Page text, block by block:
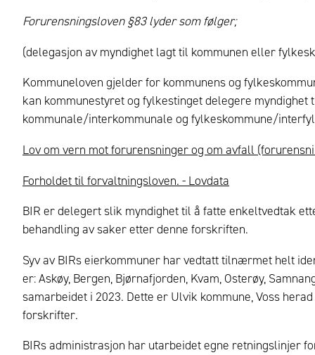
Forurensningsloven §83 lyder som følger;
(delegasjon av myndighet lagt til kommunen eller
Kommuneloven gjelder for kommunens og
kan kommunestyret og fylkestinget delegere
kommunale/interkommunale og fylkeskommune/
Lov om vern mot forurensninger og om avfall
Forholdet til forvaltningsloven. - Lovdata
BIR er delegert slik myndighet til å fatte enkeltvedtak
behandling av saker etter denne forskriften.
Syv av BIRs eierkommuner har vedtatt tilnærmet helt
er:Askøy, Bergen, Bjørnafjorden, Kvam, Osterøy,
samarbeidet i 2023. Dette er Ulvik kommune, Voss
forskrifter.
BIRs administrasjon har utarbeidet egne retningslinjer